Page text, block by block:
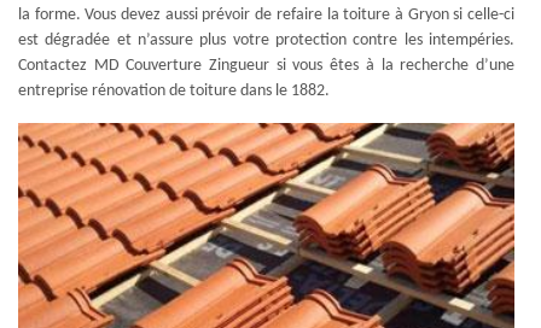
la forme. Vous devez aussi prévoir de refaire la toiture à Gryon si celle-ci
est dégradée et n’assure plus votre protection contre les intempéries.
Contactez MD Couverture Zingueur si vous êtes à la recherche d’une
entreprise rénovation de toiture dans le 1882.